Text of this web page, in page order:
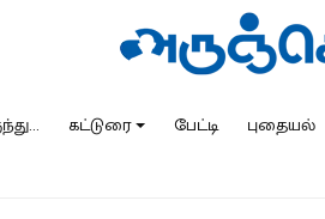
கட்டுரை பேட்டி புதையல்